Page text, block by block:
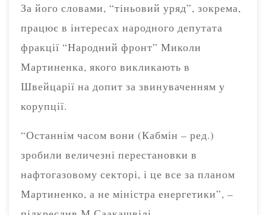
За його словами, “тіньовий уряд”, зокрема,
працює в інтересах народного депутата
фракції “Народний фронт” Миколи
Мартиненка, якого викликають в
Швейцарії на допит за звинуваченням у
корупції.
“Останнім часом вони (Кабмін – ред.)
зробили величезні перестановки в
нафтогазовому секторі, і це все за планом
Мартиненко, а не міністра енергетики”, –